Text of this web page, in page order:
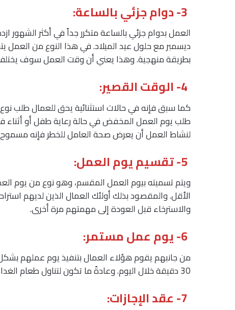
3- دوام جزئي بالساعة:
العمل بدوام جزئي بالساعة متكرر جداً في أكثر الشهور
ديسمبر مع حلول عيد الميلاد. في هذا النوع من العمل
بطريقة منهجية. وهذا يعني أن وقت العمل سوف
4- الوقت القصير:
كما سبق فإنه في حالات استثنائية يحق للعمال طلب
طلب يوم العمل المخفض في حالة رعاية طفل أو أثناء
لنشاط العمل أن يعرض صحة العامل للخطر فإنه مسموح
5- تقسيم يوم العمل:
ويتم تسميته بيوم العمل المقسم، وهو نوع من يوم
الأقل. والمقصود بذلك أولئك العمال الذين لديهم
والاسترخاء قبل العودة إلى مهمتهم مرة أخرى.
6- يوم عمل مستمر:
30 دقيقة خلال اليوم. وعادةً ما تكون لتناول طعام الغداء.
7- عقد الإجازات: